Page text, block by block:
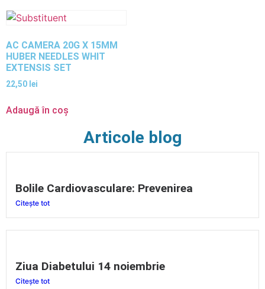
AC CAMERA 20G X 15MM
HUBER NEEDLES WHIT
EXTENSIS SET
22,50 lei
Adaugă în coș
Articole blog
Bolile Cardiovasculare: Prevenirea
Citește tot
Ziua Diabetului 14 noiembrie
Citește tot